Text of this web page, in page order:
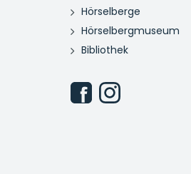
Hörselberge
Hörselbergmuseum
Bibliothek